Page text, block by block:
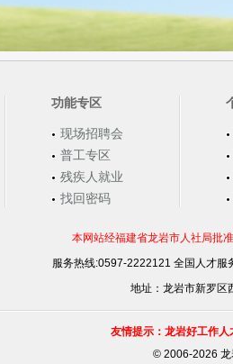
功能专区
现场招聘会
普工专区
残疾人就业
找回密码
本网站经福建省龙岩市人社局批
服务热线:0597-2222121 全国人才
地址：龙岩市新罗区
友情提示：龙岩好工作
©2006-2026 龙